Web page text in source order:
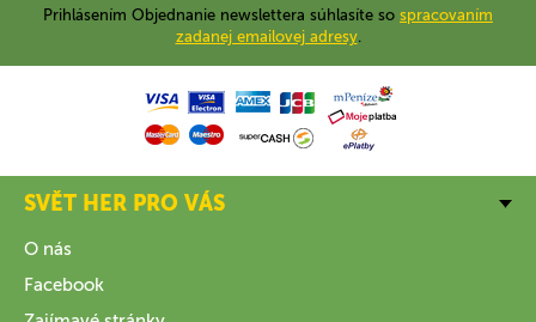
Prihlásením Objednanie newslettera súhlasíte so spracovaním
zadanej emailovej adresy.
SVĚT HER PRO VÁS
O nás
Facebook